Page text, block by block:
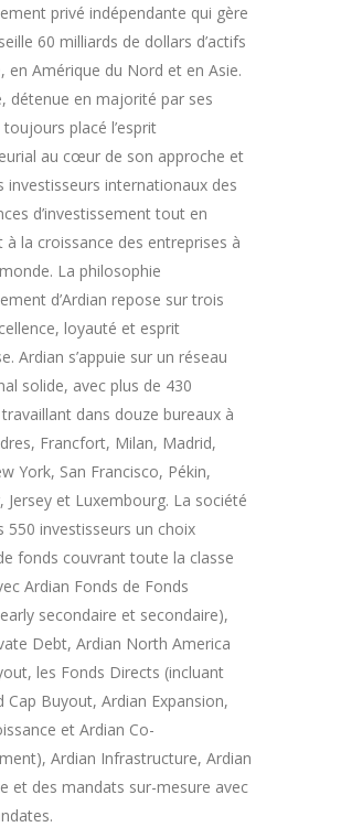
privé indépendante qui gère
60 milliards de dollars d’actifs
en Amérique du Nord et en Asie.
détenue en majorité par ses
placé l’esprit
au cœur de son approche et
investisseurs internationaux des
d’investissement tout en
à la croissance des entreprises à
La philosophie
d’Ardian repose sur trois
loyauté et esprit
Ardian s’appuie sur un réseau
solide, avec plus de 430
dans douze bureaux à
Francfort, Milan, Madrid,
York, San Francisco, Pékin,
Jersey et Luxembourg. La société
550 investisseurs un choix
fonds couvrant toute la classe
Ardian Fonds de Fonds
secondaire et secondaire),
Debt, Ardian North America
les Fonds Directs (incluant
Cap Buyout, Ardian Expansion,
et Ardian Co-
Ardian Infrastructure, Ardian
et des mandats sur-mesure avec